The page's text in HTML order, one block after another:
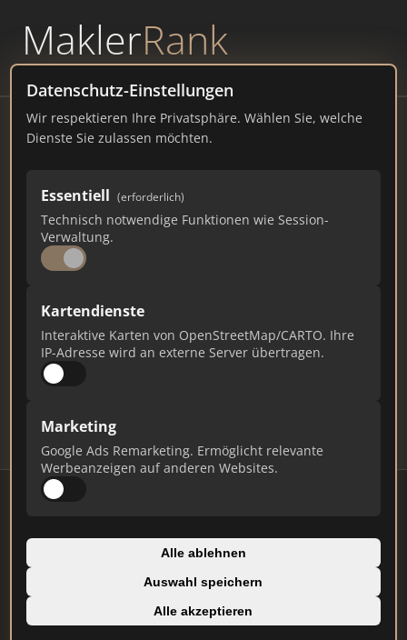
MaklerRank
powered byWAVEPOINT
Datenschutz-Einstellungen
Wir respektieren Ihre Privatsphäre. Wählen Sie, welche
Dienste Sie zulassen möchten.
Essentiell (erforderlich)
Technisch notwendige Funktionen wie Session-
Verwaltung.
Kartendienste
Interaktive Karten von OpenStreetMap/CARTO. Ihre
IP-Adresse wird an externe Server übertragen.
Marketing
Google Ads Remarketing. Ermöglicht relevante
Werbeanzeigen auf anderen Websites.
Alle ablehnen
Auswahl speichern
Alle akzeptieren
Rhein
38 1 0
Ist das Ihr Unternehmen?
Verifizieren Sie Ihr Profil, bearbeiten Sie Ihre
Daten und erhalten Sie monatliche Ranking-
Updates.
Einzelner Makler